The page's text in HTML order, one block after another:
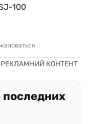
100
последних